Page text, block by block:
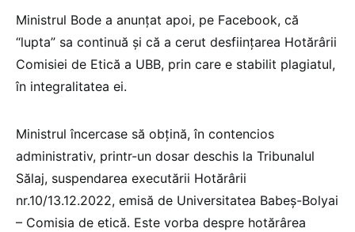
Ministrul Bode a anunțat apoi, pe Facebook, că
“lupta” sa continuă și că a cerut desființarea Hotărârii
Comisiei de Etică a UBB, prin care e stabilit plagiatul,
în integralitatea ei.
Ministrul încercase să obțină, în contencios
administrativ, printr-un dosar deschis la Tribunalul
Sălaj, suspendarea executării Hotărârii
nr.10/13.12.2022, emisă de Universitatea Babeş-Bolyai
– Comisia de etică. Este vorba despre hotărârea